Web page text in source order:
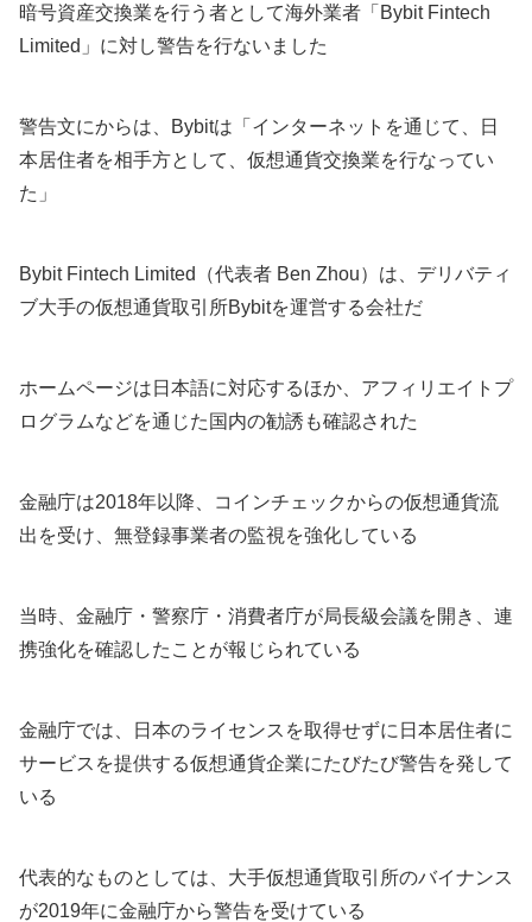
暗号資産交換業を行う者として海外業者「Bybit Fintech
Limited」に対し警告を行ないました
警告文にからは、Bybitは「インターネットを通じて、日
本居住者を相手方として、仮想通貨交換業を行なってい
た」
Bybit Fintech Limited（代表者 Ben Zhou）は、デリバティ
ブ大手の仮想通貨取引所Bybitを運営する会社だ
ホームページは日本語に対応するほか、アフィリエイトプ
ログラムなどを通じた国内の勧誘も確認された
金融庁は2018年以降、コインチェックからの仮想通貨流
出を受け、無登録事業者の監視を強化している
当時、金融庁・警察庁・消費者庁が局長級会議を開き、連
携強化を確認したことが報じられている
金融庁では、日本のライセンスを取得せずに日本居住者に
サービスを提供する仮想通貨企業にたびたび警告を発して
いる
代表的なものとしては、大手仮想通貨取引所のバイナンス
が2019年に金融庁から警告を受けている